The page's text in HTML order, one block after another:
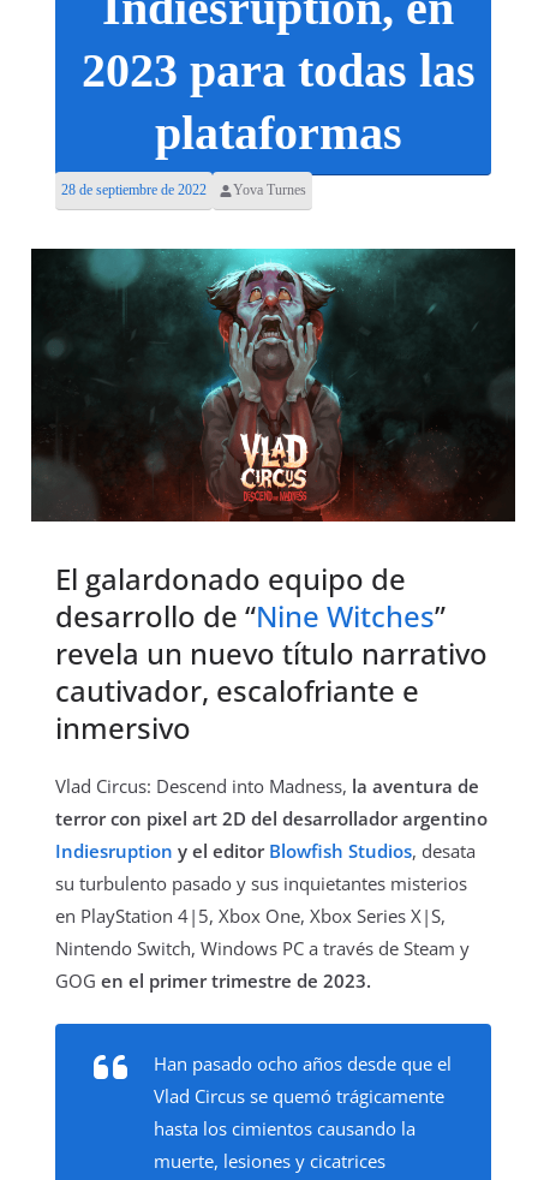
2023 para todas las
plataformas
28 de septiembre de 2022 Yova Turnes
El galardonado equipo de
desarrollo de “Nine Witches”
revela un nuevo título narrativo
cautivador, escalofriante e
inmersivo
Vlad Circus: Descend into Madness, la aventura de
terror con pixel art 2D del desarrollador argentino
Indiesruption y el editor Blowfish Studios, desata
su turbulento pasado y sus inquietantes misterios
en PlayStation 4|5, Xbox One, Xbox Series X|S,
Nintendo Switch, Windows PC a través de Steam y
GOG en el primer trimestre de 2023.
Han pasado ocho años desde que el
Vlad Circus se quemó trágicamente
hasta los cimientos causando la
muerte, lesiones y cicatrices